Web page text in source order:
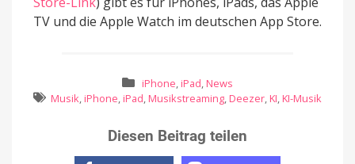
TV und die Apple Watch im deutschen App Store.
iPhone, iPad, News
Musik, iPhone, iPad, Musikstreaming, Deezer, KI, KI-Musik
Diesen Beitrag teilen